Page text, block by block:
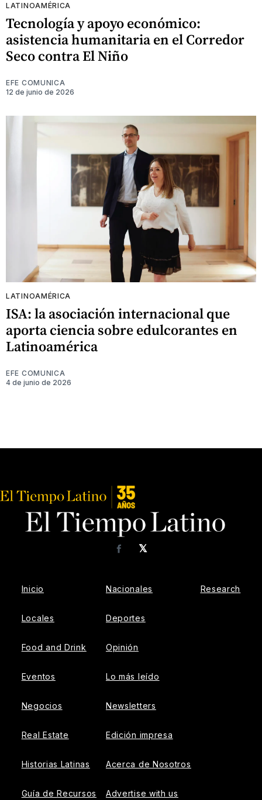
LATINOAMÉRICA
Tecnología y apoyo económico:
asistencia humanitaria en el Corredor
Seco contra El Niño
EFE COMUNICA
12 de junio de 2026
LATINOAMÉRICA
ISA: la asociación internacional que
aporta ciencia sobre edulcorantes en
Latinoamérica
EFE COMUNICA
4 de junio de 2026
𝕏
Facebook
Inicio
Locales
Food and Drink
Eventos
Negocios
Real Estate
Historias Latinas
Guía de Recursos
Nacionales
Deportes
Opinión
Lo más leído
Newsletters
Edición impresa
Acerca de Nosotros
Advertise with us
Research